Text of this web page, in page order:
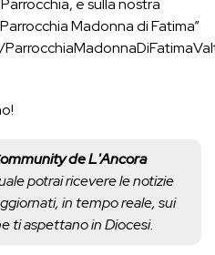
e sulla nostra
Madonna di Fatima”
de L'Ancora
potrai ricevere le notizie
in tempo reale, sui
ti aspettano in Diocesi.